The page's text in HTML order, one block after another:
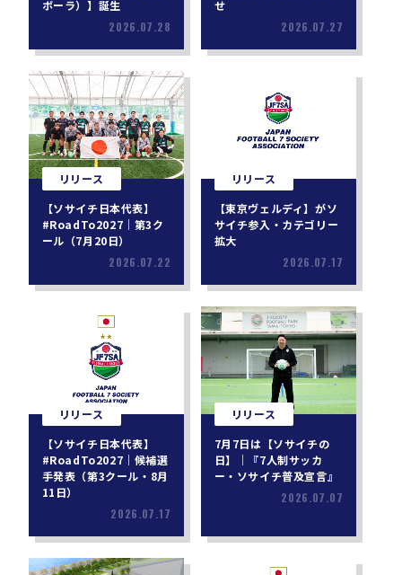
ボーラ）】誕生
2026.07.28
せ
2026.07.27
リリース
【ソサイチ日本代表】
#RoadTo2027｜第3ク
ール（7月20日）
2026.07.22
リリース
【東京ヴェルディ】がソ
サイチ参入・カテゴリー
拡大
2026.07.17
リリース
【ソサイチ日本代表】
#RoadTo2027｜候補選
手発表（第3クール・8月
11日）
2026.07.17
リリース
7月7日は【ソサイチの
日】｜『7人制サッカ
ー・ソサイチ普及宣言』
2026.07.07